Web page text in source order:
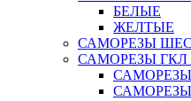
БЕЛЫЕ
ЖЕЛТЫЕ
САМОРЕЗЫ
САМОРЕЗЫ ГКЛ